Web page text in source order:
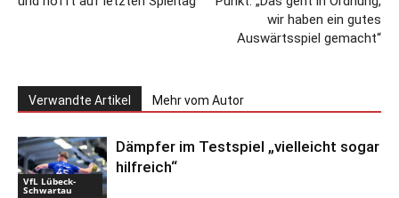
wir haben ein gutes
Auswärtsspiel gemacht“
Verwandte Artikel Mehr vom Autor
VfL Lübeck-
Schwartau
Dämpfer im Testspiel „vielleicht sogar
hilfreich“